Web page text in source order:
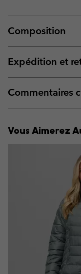
Composition
Expédition et
Commentaires
Vous Aimerez